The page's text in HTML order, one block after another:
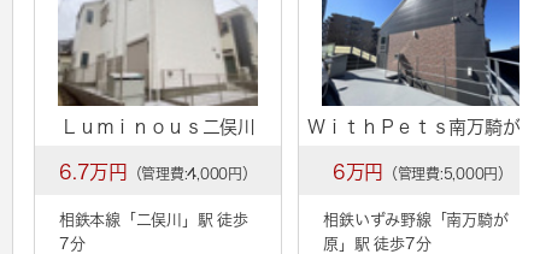
Ｌｕｍｉｎｏｕｓ二俣川
6.7万円 （管理費:4,000円）
相鉄本線「 二俣川
」駅 徒歩
7分
ＷｉｔｈＰｅｔｓ南万騎が原
6万円 （管理費:5,000円）
相鉄いずみ野線「 南万騎が
原 」駅 徒歩7分